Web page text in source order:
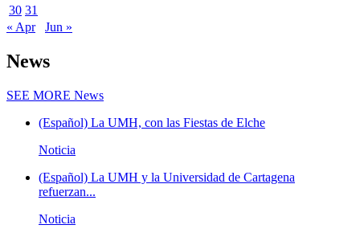
30 31
« Apr
Jun »
News
SEE MORE News
(Español) La UMH, con las Fiestas de Elche
Noticia
(Español) La UMH y la Universidad de Cartagena
refuerzan...
Noticia